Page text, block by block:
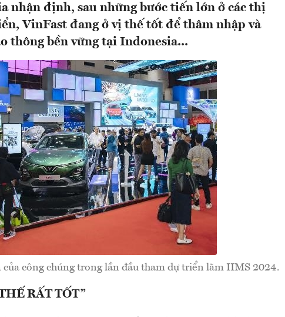
nhận định, sau những bước tiến lớn ở các thị
VinFast đang ở vị thế tốt để thâm nhập và
thông bền vững tại Indonesia...
của công chúng trong lần đầu tham dự triển lãm IIMS 2024.
RẤT TỐT”